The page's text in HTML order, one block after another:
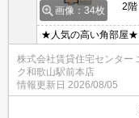
画像：34枚
2階
★人気の高い角部屋★
交渉は、賃貸住宅セ
株式会社賃貸住宅センター
ク和歌山駅前本店
情報更新日 2026/08/05